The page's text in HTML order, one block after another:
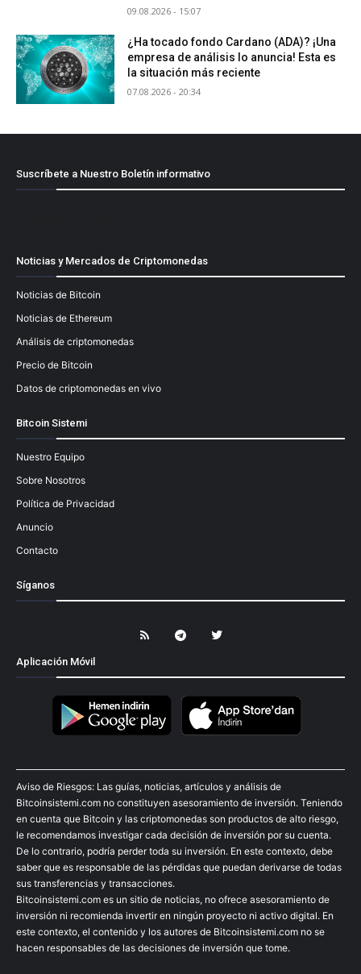
09.08.2026 - 15:07
¿Ha tocado fondo Cardano (ADA)? ¡Una
empresa de análisis lo anuncia! Esta es
la situación más reciente
07.08.2026 - 20:34
Suscríbete a Nuestro Boletín informativo
Noticias y Mercados de Criptomonedas
Noticias de Bitcoin
Noticias de Ethereum
Análisis de criptomonedas
Precio de Bitcoin
Datos de criptomonedas en vivo
Bitcoin Sistemi
Nuestro Equipo
Sobre Nosotros
Política de Privacidad
Anuncio
Contacto
Síganos
Aplicación Móvil
Aviso de Riesgos: Las guías, noticias, artículos y análisis de
Bitcoinsistemi.com no constituyen asesoramiento de inversión. Teniendo
en cuenta que Bitcoin y las criptomonedas son productos de alto riesgo,
le recomendamos investigar cada decisión de inversión por su cuenta.
De lo contrario, podría perder toda su inversión. En este contexto, debe
saber que es responsable de las pérdidas que puedan derivarse de todas
sus transferencias y transacciones.
Bitcoinsistemi.com es un sitio de noticias, no ofrece asesoramiento de
inversión ni recomienda invertir en ningún proyecto ni activo digital. En
este contexto, el contenido y los autores de Bitcoinsistemi.com no se
hacen responsables de las decisiones de inversión que tome.